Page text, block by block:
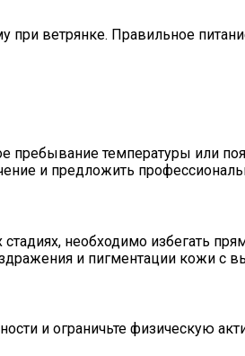
ветрянке. Правильное
температуры или
и предложить
необходимо избегать
и пигментации кожи с
и ограничьте физическую